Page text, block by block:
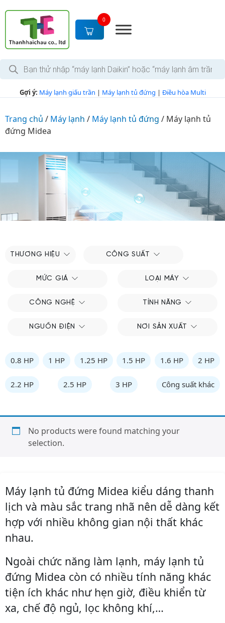
c
t
0
T
m
i
h
ẩ
Gợi ý: Máy lạnh giấu trần | Máy lạnh tủ đứng | Điều hòa Multi
Trang chủ / Máy lạnh / Máy lạnh tủ đứng / Máy lạnh tủ
đứng Midea
THƯƠNG HIỆU CÔNG SUẤT
MỨC GIÁ LOẠI MÁY
CÔNG NGHỆ TÍNH NĂNG
NGUỒN ĐIỆN NƠI SẢN XUẤT
0.8 HP 1 HP 1.25 HP 1.5 HP 1.6 HP 2 HP
2.2 HP 2.5 HP 3 HP Công suất khác
No products were found matching your
selection.
Máy lạnh tủ đứng Midea kiểu dáng thanh
lịch và màu sắc trang nhã nên dễ dàng kết
hợp với nhiều không gian nội thất khác
nhau.
Ngoài chức năng làm lạnh, máy lạnh tủ
đứng Midea còn có nhiều tính năng khác
tiện ích khác như hẹn giờ, điều khiển từ
xa, chế độ ngủ, lọc không khí,…